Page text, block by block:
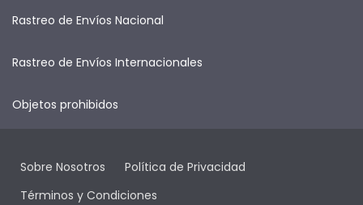
Rastreo de Envíos Nacional
Rastreo de Envíos Internacionales
Objetos prohibidos
Sobre Nosotros
Política de Privacidad
Términos y Condiciones